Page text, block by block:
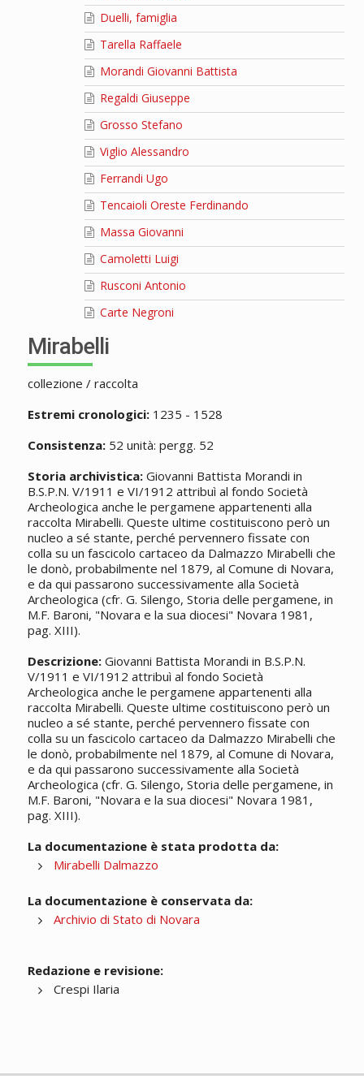
Duelli, famiglia
Tarella Raffaele
Morandi Giovanni Battista
Regaldi Giuseppe
Grosso Stefano
Viglio Alessandro
Ferrandi Ugo
Tencaioli Oreste Ferdinando
Massa Giovanni
Camoletti Luigi
Rusconi Antonio
Carte Negroni
Mirabelli
collezione / raccolta
Estremi cronologici:1235 - 1528
Consistenza:52 unità: pergg. 52
Storia archivistica:Giovanni Battista Morandi in
B.S.P.N. V/1911 e VI/1912 attribuì al fondo Società
Archeologica anche le pergamene appartenenti alla
raccolta Mirabelli. Queste ultime costituiscono però un
nucleo a sé stante, perché pervennero fissate con
colla su un fascicolo cartaceo da Dalmazzo Mirabelli che
le donò, probabilmente nel 1879, al Comune di Novara,
e da qui passarono successivamente alla Società
Archeologica (cfr. G. Silengo, Storia delle pergamene, in
M.F. Baroni, "Novara e la sua diocesi" Novara 1981,
pag. XIII).
Descrizione:Giovanni Battista Morandi in B.S.P.N.
V/1911 e VI/1912 attribuì al fondo Società
Archeologica anche le pergamene appartenenti alla
raccolta Mirabelli. Queste ultime costituiscono però un
nucleo a sé stante, perché pervennero fissate con
colla su un fascicolo cartaceo da Dalmazzo Mirabelli che
le donò, probabilmente nel 1879, al Comune di Novara,
e da qui passarono successivamente alla Società
Archeologica (cfr. G. Silengo, Storia delle pergamene, in
M.F. Baroni, "Novara e la sua diocesi" Novara 1981,
pag. XIII).
La documentazione è stata prodotta da:
Mirabelli Dalmazzo
La documentazione è conservata da:
Archivio di Stato di Novara
Redazione e revisione:
Crespi Ilaria